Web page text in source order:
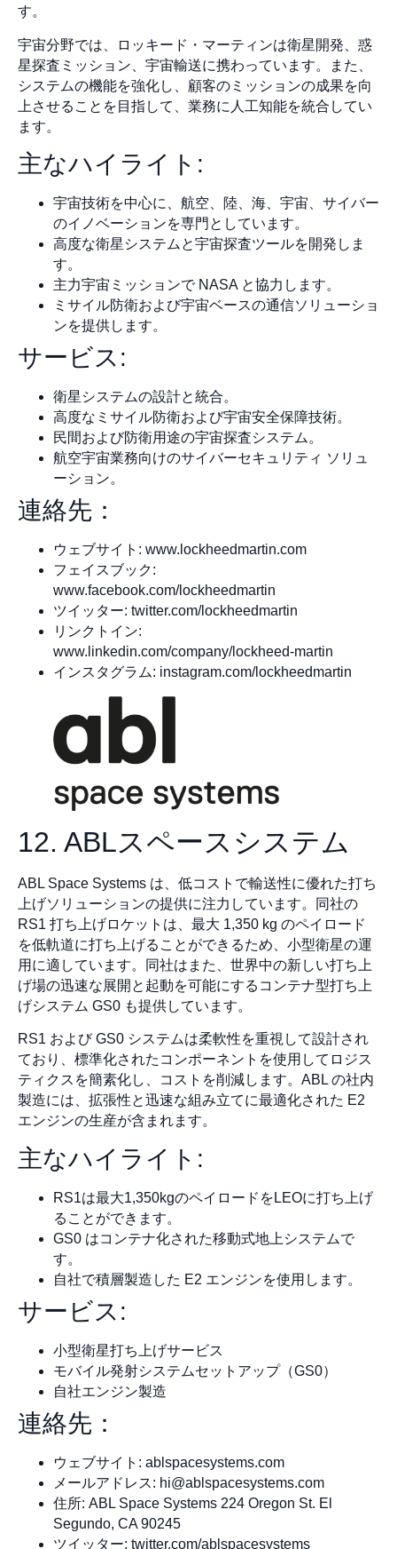
す。
宇宙分野では、ロッキード・マーティンは衛星開発、惑
星探査ミッション、宇宙輸送に携わっています。また、
システムの機能を強化し、顧客のミッションの成果を向
上させることを目指して、業務に人工知能を統合してい
ます。
主なハイライト:
宇宙技術を中心に、航空、陸、海、宇宙、サイバー
のイノベーションを専門としています。
高度な衛星システムと宇宙探査ツールを開発しま
す。
主力宇宙ミッションで NASA と協力します。
ミサイル防衛および宇宙ベースの通信ソリューショ
ンを提供します。
サービス:
衛星システムの設計と統合。
高度なミサイル防衛および宇宙安全保障技術。
民間および防衛用途の宇宙探査システム。
航空宇宙業務向けのサイバーセキュリティ ソリュ
ーション。
連絡先：
ウェブサイト: www.lockheedmartin.com
フェイスブック:
www.facebook.com/lockheedmartin
ツイッター: twitter.com/lockheedmartin
リンクトイン:
www.linkedin.com/company/lockheed-martin
インスタグラム: instagram.com/lockheedmartin
12. ABLスペースシステム
ABL Space Systems は、低コストで輸送性に優れた打ち
上げソリューションの提供に注力しています。同社の
RS1 打ち上げロケットは、最大 1,350 kg のペイロード
を低軌道に打ち上げることができるため、小型衛星の運
用に適しています。同社はまた、世界中の新しい打ち上
げ場の迅速な展開と起動を可能にするコンテナ型打ち上
げシステム GS0 も提供しています。
RS1 および GS0 システムは柔軟性を重視して設計され
ており、標準化されたコンポーネントを使用してロジス
ティクスを簡素化し、コストを削減します。ABL の社内
製造には、拡張性と迅速な組み立てに最適化された E2
エンジンの生産が含まれます。
主なハイライト:
RS1は最大1,350kgのペイロードをLEOに打ち上げ
ることができます。
GS0 はコンテナ化された移動式地上システムで
す。
自社で積層製造した E2 エンジンを使用します。
サービス:
小型衛星打ち上げサービス
モバイル発射システムセットアップ（GS0）
自社エンジン製造
連絡先：
ウェブサイト: ablspacesystems.com
メールアドレス: hi@ablspacesystems.com
住所: ABL Space Systems 224 Oregon St. El
Segundo, CA 90245
ツイッター: twitter.com/ablspacesystems